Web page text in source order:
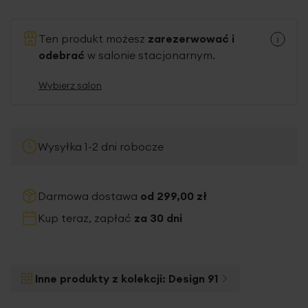
Ten produkt możesz zarezerwować i
odebrać w salonie stacjonarnym.
Wybierz salon
Wysyłka 1-2 dni robocze
Darmowa dostawa od 299,00 zł
Kup teraz, zapłać za 30 dni
Inne produkty z kolekcji: Design 91